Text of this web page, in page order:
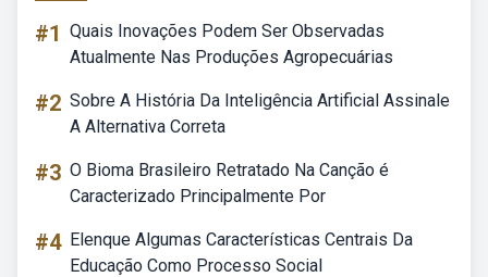
#1 Quais Inovações Podem Ser Observadas
Atualmente Nas Produções Agropecuárias
#2 Sobre A História Da Inteligência Artificial Assinale
A Alternativa Correta
#3 O Bioma Brasileiro Retratado Na Canção é
Caracterizado Principalmente Por
#4 Elenque Algumas Características Centrais Da
Educação Como Processo Social